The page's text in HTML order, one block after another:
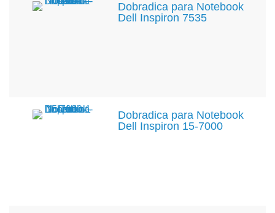
Dobradica para Notebook
Dell Inspiron 7535
Dobradica para Notebook
Dell Inspiron 15-7000